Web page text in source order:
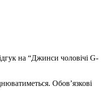
на “Джинси чоловічі G-
Обов’язкові